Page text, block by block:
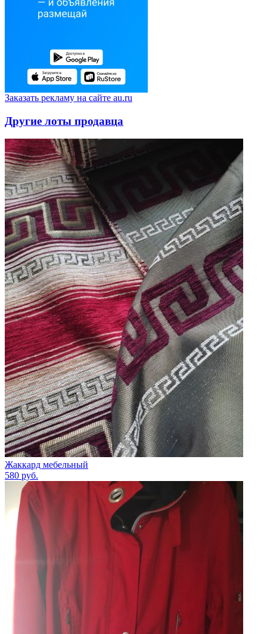
Заказать рекламу на сайте au.ru
Другие лоты продавца
Жаккард мебельный
580 руб.